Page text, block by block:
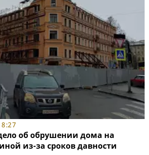
об обрушении дома на
из-за сроков давности